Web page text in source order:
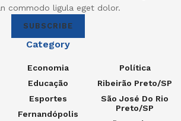
commodo ligula eget dolor.
SUBSCRIBE
Category
Economia
Educação
Esportes
Fernandópolis
Política
Ribeirão Preto/SP
São José Do Rio
Preto/SP